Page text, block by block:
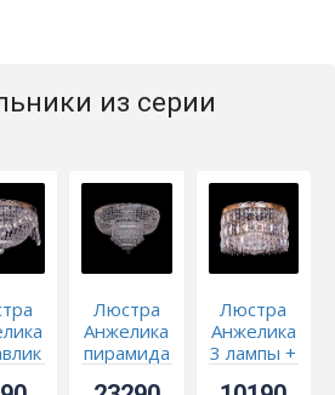
из серии
Люстра
Анжелика
пирамида
Люстра
Анжелика
3 лампы +